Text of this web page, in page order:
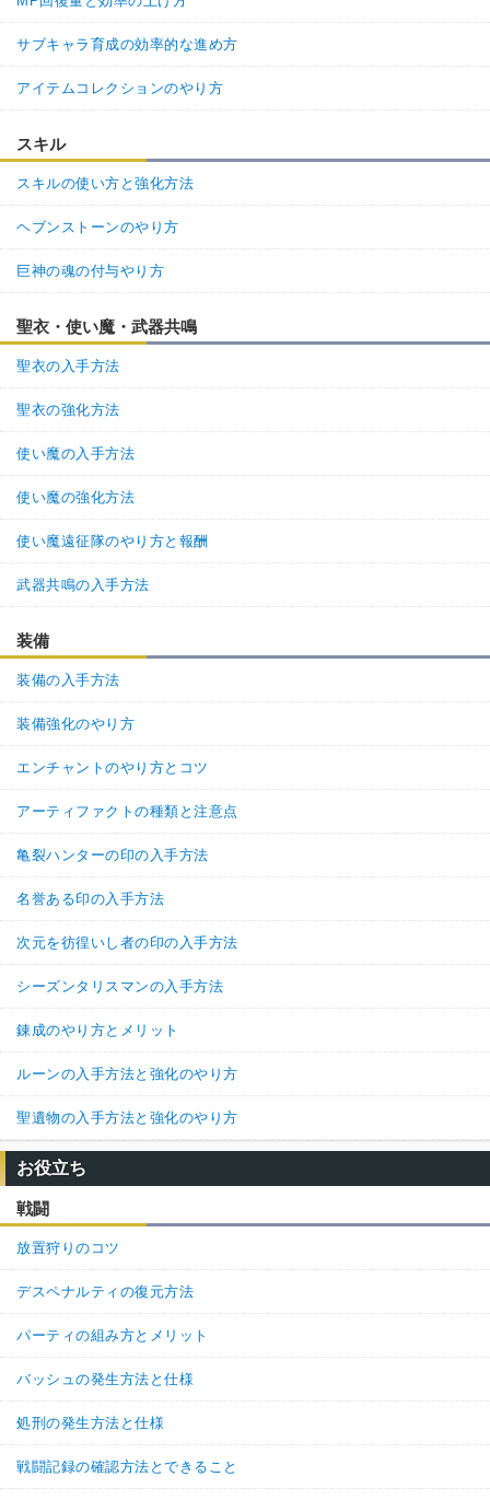
サブキャラ育成の効率的な進め方
アイテムコレクションのやり方
スキル
スキルの使い方と強化方法
ヘブンストーンのやり方
巨神の魂の付与やり方
聖衣・使い魔・武器共鳴
聖衣の入手方法
聖衣の強化方法
使い魔の入手方法
使い魔の強化方法
使い魔遠征隊のやり方と報酬
武器共鳴の入手方法
装備
装備の入手方法
装備強化のやり方
エンチャントのやり方とコツ
アーティファクトの種類と注意点
亀裂ハンターの印の入手方法
名誉ある印の入手方法
次元を彷徨いし者の印の入手方法
シーズンタリスマンの入手方法
錬成のやり方とメリット
ルーンの入手方法と強化のやり方
聖遺物の入手方法と強化のやり方
お役立ち
戦闘
放置狩りのコツ
デスペナルティの復元方法
パーティの組み方とメリット
バッシュの発生方法と仕様
処刑の発生方法と仕様
戦闘記録の確認方法とできること